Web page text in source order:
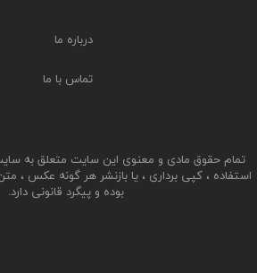
تمام حقوق مادی و معنوی این سایت متعلق به
استفاده ، کپی برداری ، یا بازنشر هر گونه عکس ،
بوده و پیگرد قانونی دارد.
درباره ما
تماس با ما